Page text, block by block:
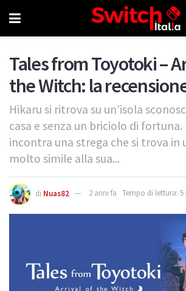
Tales from Toyotoki –
the Witch: la
Hikaru si ritrova su un’isola
casa e senza un briciolo di fortuna.
incontra una strega che si trova in
molto simile alla sua...
di Nuas82 2 anni fa Tempo di lettura: